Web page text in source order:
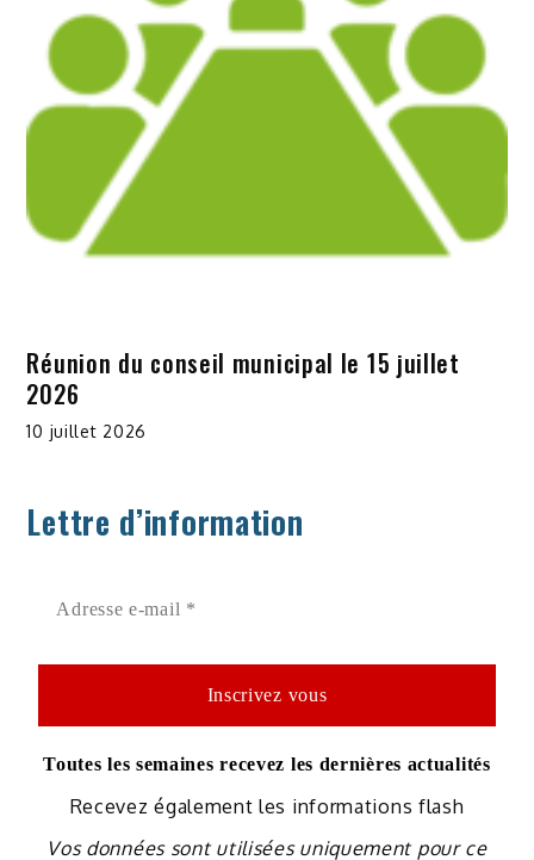
Réunion du conseil municipal le 15 juillet
2026
10 juillet 2026
Lettre d’information
Toutes les semaines recevez les dernières actualités
Recevez également les informations flash
Vos données sont utilisées uniquement pour ce